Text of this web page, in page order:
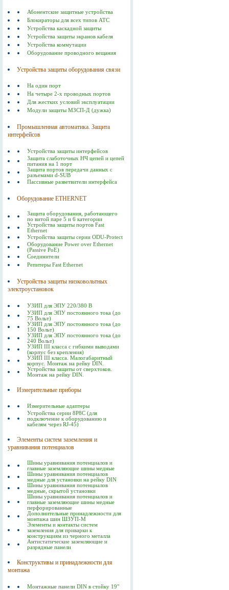
Абонентские защитные устройства
Блокираторы для всех типов АТС
Устройства каскадной защиты
Устройства защиты экранов кабеля
Устройства коммутации
Оборудование проводного вещания
Устройства защиты оборудования связи
На один порт
На четыре 2-х проводных портов
Для жестких условий эксплуатации
Модули защиты МЗСП-Д (дужка)
Промышленная автоматика. Защита
интерфейсов
Устройства защиты интерфейсов
Защита слаботочных НЧ цепей и цепей
питания на 1 порт
Защита портов передачи данных с
разъемами d-SUB
Пассивные разветвители интерфейса
Оборудование ETHERNET
Защита оборудования, работающего
по витой паре 5 и 6 категории
Устройства защиты портов Fast
Ethernet
Устройства защиты серии ODU-Protect
Оборудование Power over Ethernet
(Passive PoE)
Соединители
Репитеры Fast Ethernet
Устройства защиты низковольтных
электроустановок
УЗИП для ЭПУ 220/380 В
УЗИП для ЭПУ постоянного тока (до
75 Вольт)
УЗИП для ЭПУ постоянного тока (до
150 Вольт)
УЗИП для ЭПУ постоянного тока (до
240 Вольт)
УЗИП III класса с гибкими выводами
(корпус без крепления)
УЗИП III класса. Малогабаритный
корпус. Монтаж на рейку DIN.
Устройства защиты от сверхтоков.
Монтаж на рейку DIN.
Измерительные приборы
Измерительные адаптеры
Устройства серии 8P8C (для
подключение к оборудованию и
кабелям через RJ-45)
Элементы систем заземления и
уравнивания потенциалов
Шины уравнивания потенциалов и
главные заземляющие шины медные
Шины уравнивания потенциалов
медные для установки на рейку DIN
Шины уравнивания потенциалов
медные, скрытой установки
Шины уравнивания потенциалов и
главные заземляющие шины медные
перфорированные
Дополнительные принадлежности для
монтажа шин ШЗУП-М
Элементы и контакты систем
заземления для приварки к
конструкциям из черного металла
Антистатические заземляющие и
разрядные панели
Конструктивы и принадлежности для
монтажа
Монтажные панели DIN в стойку 19"